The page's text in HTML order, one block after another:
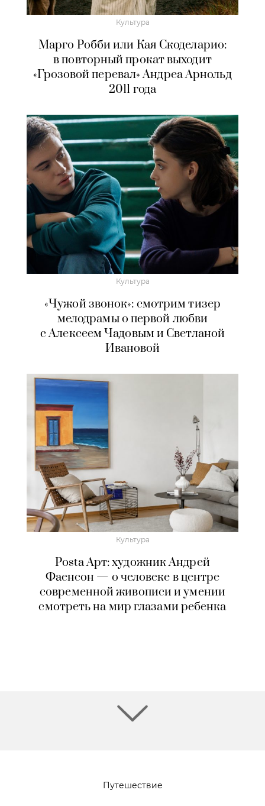
Культура
Марго Робби или Кая Скоделарио:
в повторный прокат выходит
«Грозовой перевал» Андреа Арнольд
2011 года
Культура
«Чужой звонок»: смотрим тизер
мелодрамы о первой любви
с Алексеем Чадовым и Светланой
Ивановой
Культура
Posta Арт: художник Андрей
Фаенсон — о человеке в центре
современной живописи и умении
смотреть на мир глазами ребенка
Путешествие